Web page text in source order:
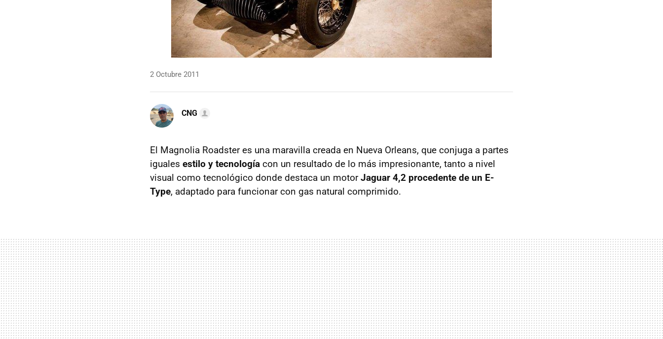
2 Octubre 2011
CNG
El Magnolia Roadster es una maravilla creada en Nueva Orleans, que conjuga a partes
iguales estilo y tecnología con un resultado de lo más impresionante, tanto a nivel
visual como tecnológico donde destaca un motorJaguar 4,2 procedente de un E-
Type, adaptado para funcionar con gas natural comprimido.